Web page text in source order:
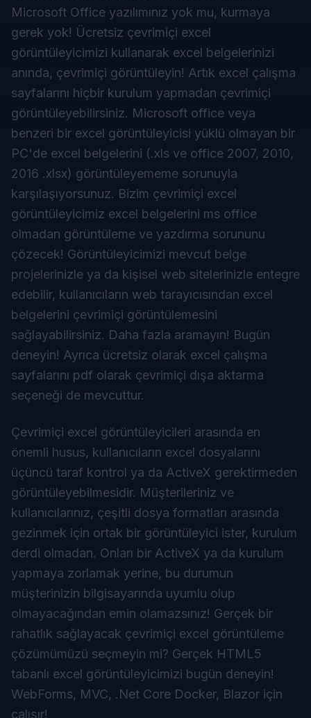
Microsoft Office yazılımınız yok mu, kurmaya
gerek yok! Ücretsiz çevrimiçi excel
görüntüleyicimizi kullanarak excel belgelerinizi
anında, çevrimiçi görüntüleyin! Artık excel çalışma
sayfalarını hiçbir kurulum yapmadan çevrimiçi
görüntüleyebilirsiniz. Microsoft office veya
benzeri bir excel görüntüleyicisi yüklü olmayan bir
PC'de excel belgelerini (.xls ve office 2007, 2010,
2016 .xlsx) görüntüleyememe sorunuyla
karşılaşıyorsunuz. Bizim çevrimiçi excel
görüntüleyicimiz excel belgelerini ms office
olmadan görüntüleme ve yazdırma sorununu
çözecek! Görüntüleyicimizi mevcut belge
projelerinizle ya da kişisel web sitelerinizle entegre
edebilir, kullanıcıların web tarayıcısından excel
belgelerini çevrimiçi görüntülemesini
sağlayabilirsiniz. Daha fazla aramayın! Bugün
deneyin! Ayrıca ücretsiz olarak excel çalışma
sayfalarını pdf olarak çevrimiçi dışa aktarma
seçeneği de mevcuttur.
Çevrimiçi excel görüntüleyicileri arasında en
önemli husus, kullanıcıların excel dosyalarını
üçüncü taraf kontrol ya da ActiveX gerektirmeden
görüntüleyebilmesidir. Müşterileriniz ve
kullanıcılarınız, çeşitli dosya formatları arasında
gezinmek için ortak bir görüntüleyici ister, kurulum
derdi olmadan. Onları bir ActiveX ya da kurulum
yapmaya zorlamak yerine, bu durumun
müşterinizin bilgisayarında uyumlu olup
olmayacağından emin olamazsınız! Gerçek bir
rahatlık sağlayacak çevrimiçi excel görüntüleme
çözümümüzü seçmeyin mi? Gerçek HTML5
tabanlı excel görüntüleyicimizi bugün deneyin!
WebForms, MVC, .Net Core Docker, Blazor için
çalışır!